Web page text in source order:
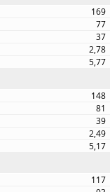
169
77
37
2,78
5,77
148
81
39
2,49
5,17
117